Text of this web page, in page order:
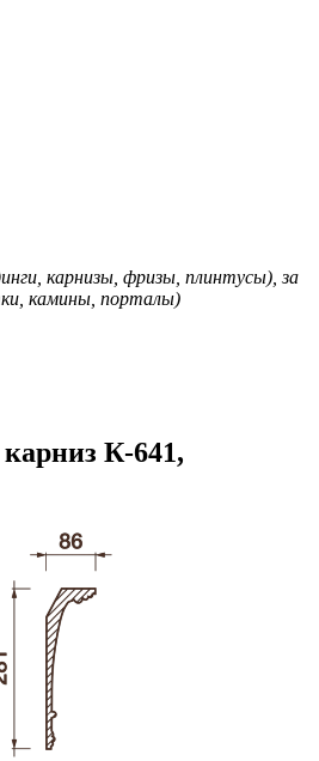
карнизы, фризы, плинтусы), за
камины, порталы)
К-641,